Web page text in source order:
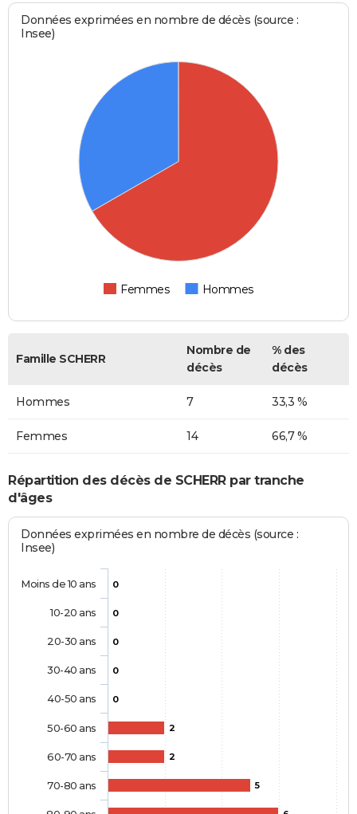
Données exprimées en nombre de décès (source :
Insee)
Femmes Hommes
Famille SCHERR
Nombre de
décès
% des
décès
Hommes 7 33,3 %
Femmes 14 66,7 %
Répartition des décès de SCHERR par tranche
d'âges
Données exprimées en nombre de décès (source :
Insee)
0
0
0
0
0
2
2
5
Moins de 10 ans
10-20 ans
20-30 ans
30-40 ans
40-50 ans
50-60 ans
60-70 ans
70-80 ans